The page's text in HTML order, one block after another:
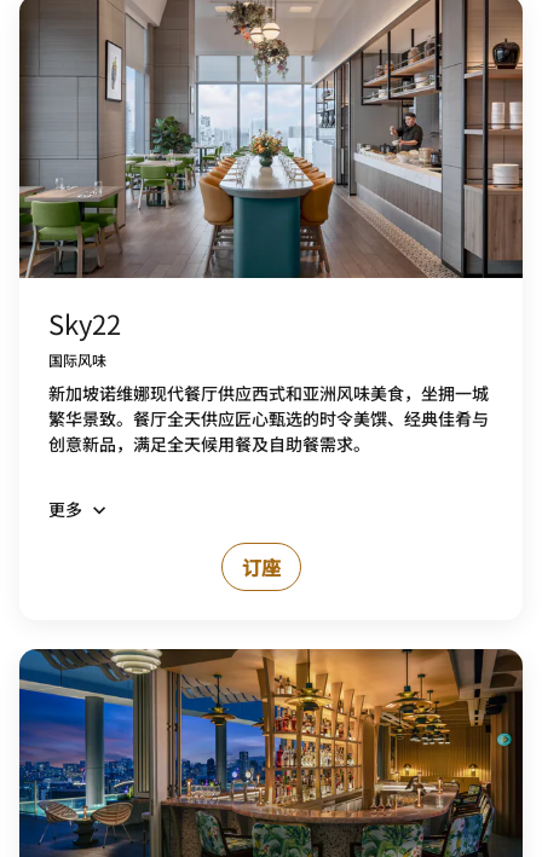
Sky22
国际风味
新加坡诺维娜现代餐厅供应西式和亚洲风味美食，坐拥一城
繁华景致。餐厅全天供应匠心甄选的时令美馔、经典佳肴与
创意新品，满足全天候用餐及自助餐需求。
更多
订座